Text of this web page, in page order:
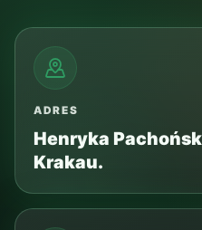
ADRES
Henryka
Krakau.